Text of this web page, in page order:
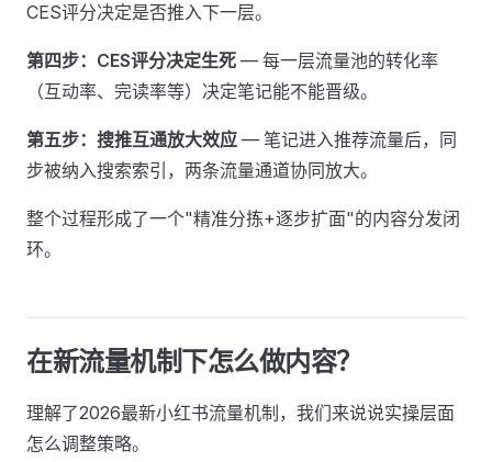
CES评分决定是否推入下一层。
第四步：CES评分决定生死 — 每一层流量池的转化率
（互动率、完读率等）决定笔记能不能晋级。
第五步：搜推互通放大效应 — 笔记进入推荐流量后，同
步被纳入搜索索引，两条流量通道协同放大。
整个过程形成了一个"精准分拣+逐步扩面"的内容分发闭
环。
在新流量机制下怎么做内容？
理解了2026最新小红书流量机制，我们来说说实操层面
怎么调整策略。